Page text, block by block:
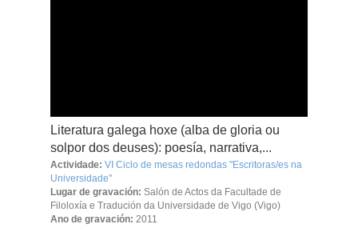
Literatura galega hoxe (alba de gloria ou
solpor dos deuses): poesía, narrativa,...
Actividade: VI Ciclo de mesas redondas "Escritoras/es na
Universidade"
Lugar de gravación: Salón de Actos da Facultade de
Filoloxía e Tradución da Universidade de Vigo (Vigo)
Ano de gravación: 2011